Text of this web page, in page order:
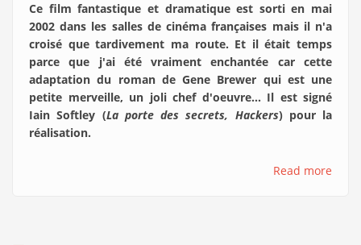
Ce film fantastique et dramatique est sorti en mai
2002 dans les salles de cinéma françaises mais il n'a
croisé que tardivement ma route. Et il était temps
parce que j'ai été vraiment enchantée car cette
adaptation du roman de Gene Brewer qui est une
petite merveille, un joli chef d'oeuvre... Il est signé
Iain Softley (La porte des secrets, Hackers) pour la
réalisation.
Read more